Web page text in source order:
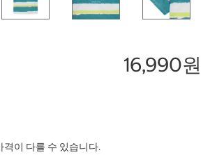
16,990원
격이 다를 수 있습니다.